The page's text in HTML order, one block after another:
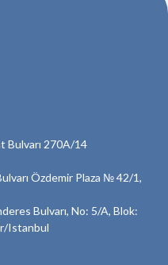
Bulvarı 270A/14
Özdemir Plaza № 42/1,
Bulvarı, No: 5/A, Blok:
Istanbul